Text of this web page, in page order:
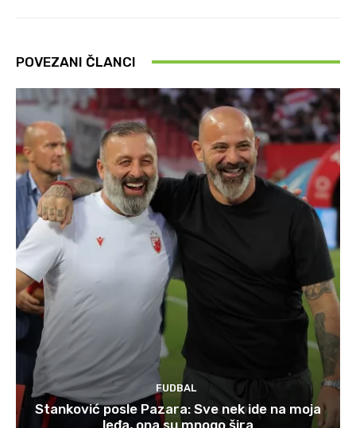
POVEZANI ČLANCI
FUDBAL
Stanković posle Pazara: Sve nek ide na moja
leđa, ona su mnogo šira